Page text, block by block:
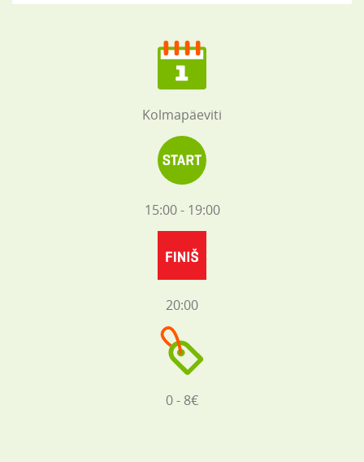
Kolmapäeviti
15:00 - 19:00
20:00
0 - 8€